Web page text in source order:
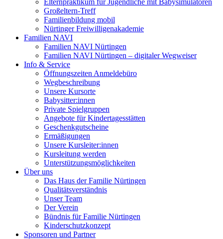
Elternpraktikum für Jugendliche mit Babysimulatoren
Großeltern-Treff
Familienbildung mobil
Nürtinger Freiwilligenakademie
Familien NAVI
Familien NAVI Nürtingen
Familien NAVI Nürtingen – digitaler Wegweiser
Info & Service
Öffnungszeiten Anmeldebüro
Wegbeschreibung
Unsere Kursorte
Babysitter:innen
Private Spielgruppen
Angebote für Kindertagesstätten
Geschenkgutscheine
Ermäßigungen
Unsere Kursleiter:innen
Kursleitung werden
Unterstützungsmöglichkeiten
Über uns
Das Haus der Familie Nürtingen
Qualitätsverständnis
Unser Team
Der Verein
Bündnis für Familie Nürtingen
Kinderschutzkonzept
Sponsoren und Partner